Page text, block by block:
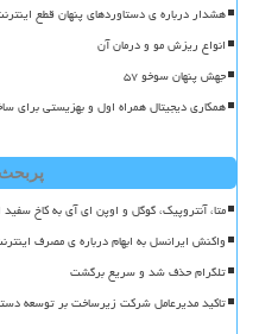
هشدار درباره ی دستاوردهای پنهان قطع
انواع ریزش مو و درمان آن
جهش پنهان سوخو ۵۷
همکاری دیجیتال همراه اول و بهزیستی برای
متا، آنتروپیک، گوگل و اوپن ای آی به کاخ
واکنش ایرانسل به ابهام درباره ی مصرف
تلگرام حذف شد و سریع برگشت
تاکید مدیرعامل شرکت زیرساخت بر توسعه